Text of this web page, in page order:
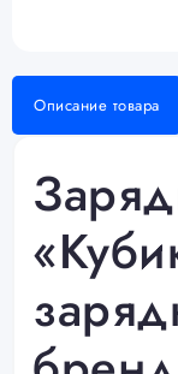
Описание товара